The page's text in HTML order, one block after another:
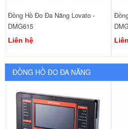
Đồng Hồ Đo Đa Năng Lovato -
DMG615
Liên hệ
ĐỒNG HỒ ĐO ĐA NĂNG